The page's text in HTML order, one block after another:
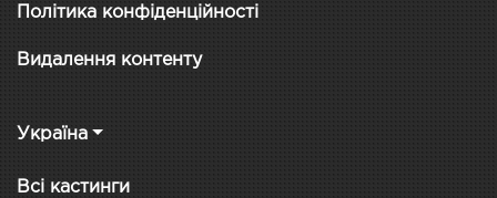
Політика конфіденційності
Видалення контенту
Україна
Всі кастинги